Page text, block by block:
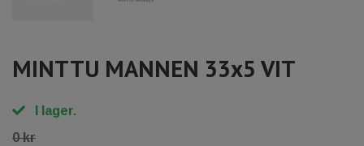
MINTTU MANNEN 33x5 VIT
I lager.
0 kr